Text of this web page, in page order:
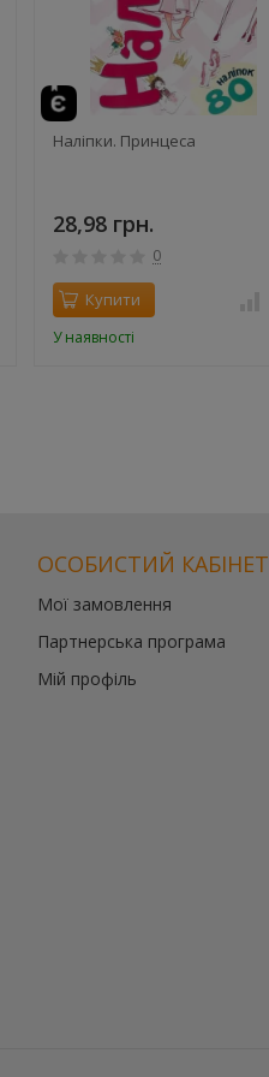
Наліпки. Принцеса
28,98 грн.
0
Купити
У наявності
ОСОБИСТИЙ КАБІНЕТ
Мої замовлення
Партнерська програма
Мій профіль